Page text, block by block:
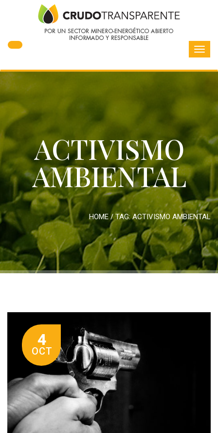
ACTIVISMO
AMBIENTAL
HOME / TAG:ACTIVISMO AMBIENTAL
4
OCT